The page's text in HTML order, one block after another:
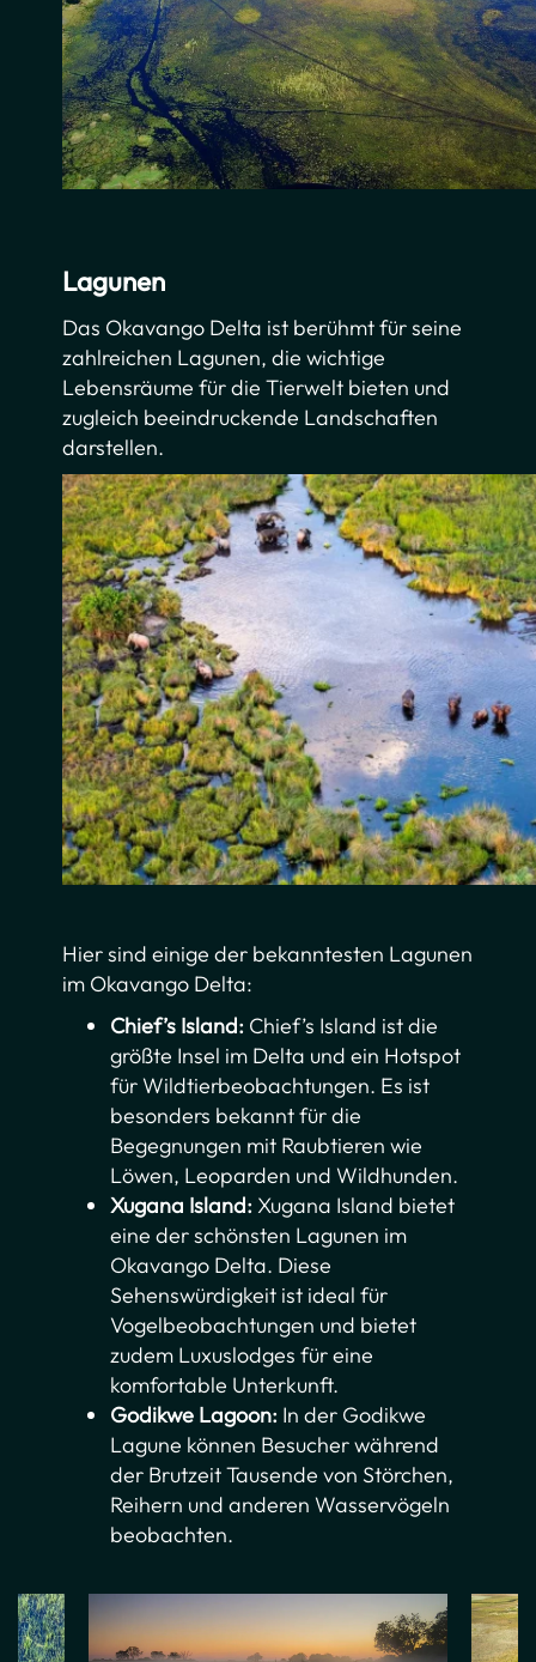
Lagunen
Das Okavango Delta ist berühmt für seine
zahlreichen Lagunen, die wichtige
Lebensräume für die Tierwelt bieten und
zugleich beeindruckende Landschaften
darstellen.
Hier sind einige der bekanntesten Lagunen
im Okavango Delta:
Chief’s Island: Chief’s Island ist die
größte Insel im Delta und ein Hotspot
für Wildtierbeobachtungen. Es ist
besonders bekannt für die
Begegnungen mit Raubtieren wie
Löwen, Leoparden und Wildhunden.
Xugana Island: Xugana Island bietet
eine der schönsten Lagunen im
Okavango Delta. Diese
Sehenswürdigkeit ist ideal für
Vogelbeobachtungen und bietet
zudem Luxuslodges für eine
komfortable Unterkunft.
Godikwe Lagoon: In der Godikwe
Lagune können Besucher während
der Brutzeit Tausende von Störchen,
Reihern und anderen Wasservögeln
beobachten.